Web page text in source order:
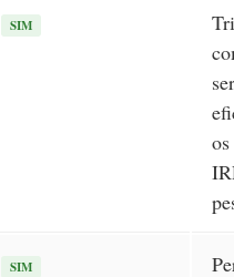
SIM
SIM